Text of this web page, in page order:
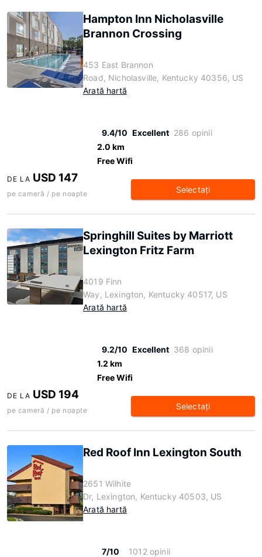
Hampton Inn Nicholasville
Brannon Crossing
453 East Brannon
Road, Nicholasville, Kentucky 40356, US
Arată hartă
9.4/10 Excellent 286 opinii
2.0 km
Free Wifi
DE LA USD 147
pe cameră / pe noapte Selectaţi
Springhill Suites by Marriott
Lexington Fritz Farm
4019 Finn
Way, Lexington, Kentucky 40517, US
Arată hartă
9.2/10 Excellent 368 opinii
1.2 km
Free Wifi
DE LA USD 194
pe cameră / pe noapte Selectaţi
Red Roof Inn Lexington South
2651 Wilhite
Dr, Lexington, Kentucky 40503, US
Arată hartă
7/10
1012 opinii